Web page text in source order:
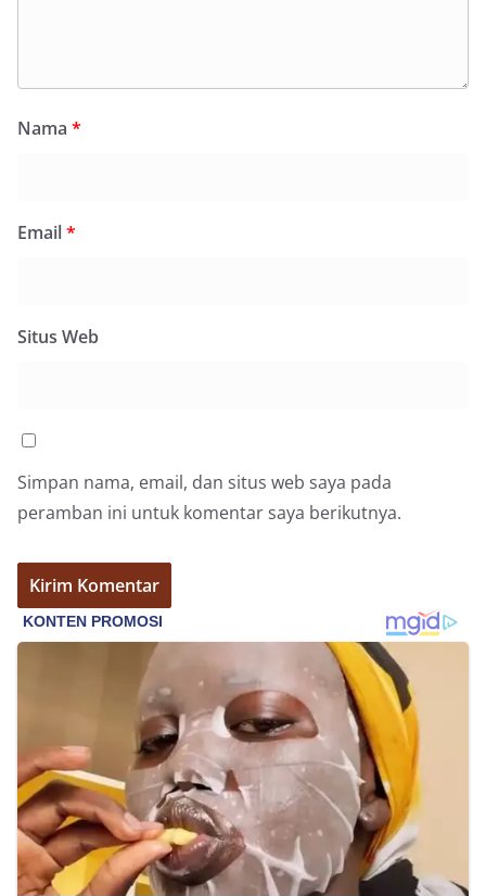
Nama *
Email*
Situs Web
Simpan nama, email, dan situs web saya pada
peramban ini untuk komentar saya berikutnya.